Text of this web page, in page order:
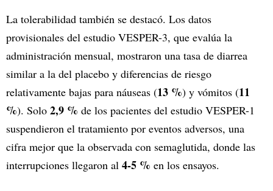
La tolerabilidad también se destacó. Los datos
provisionales del estudio VESPER-3, que evalúa la
administración mensual, mostraron una tasa de diarrea
similar a la del placebo y diferencias de riesgo
relativamente bajas para náuseas (13 %) y vómitos (11
%). Solo 2,9 % de los pacientes del estudio VESPER-1
suspendieron el tratamiento por eventos adversos, una
cifra mejor que la observada con semaglutida, donde las
interrupciones llegaron al 4-5 % en los ensayos.